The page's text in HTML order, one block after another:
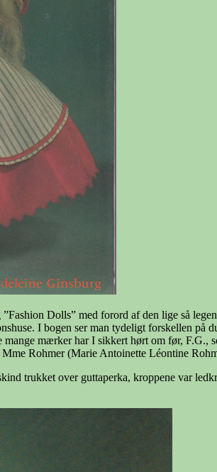
Dolls” med forord af den lige så
I bogen ser man tydeligt forskellen på
mærker har I sikkert hørt om før, F.G.,
Rohmer (Marie Antoinette Léontine
trukket over guttaperka, kroppene var